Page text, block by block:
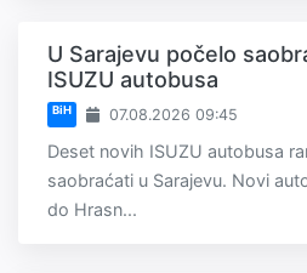
U Sarajevu počelo
ISUZU autobusa
BiH 07.08.2026 09:45
Deset novih ISUZU autobusa
saobraćati u Sarajevu. Novi
do Hrasn...